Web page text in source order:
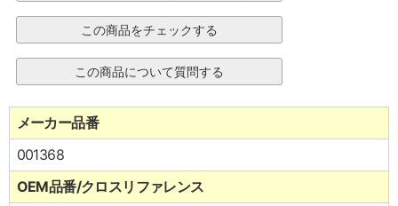
メーカー品番
001368
OEM品番/クロスリファレンス